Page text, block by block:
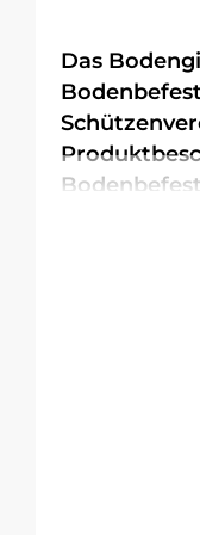
Das
Aufbau von